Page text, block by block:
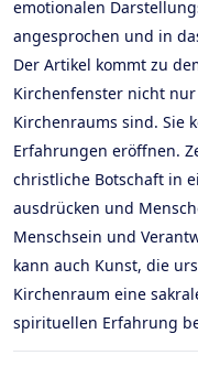
emotionalen
angesprochen und in
Der Artikel kommt zu
Kirchenfenster nicht
Kirchenraums sind. Sie
Erfahrungen eröffnen.
christliche Botschaft in
ausdrücken und
Menschsein und
kann auch Kunst, die
Kirchenraum eine
spirituellen Erfahrung